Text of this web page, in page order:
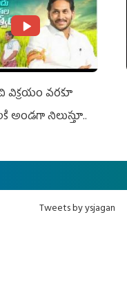
విక్రయం వరకూ
అండగా నిలుస్తూ..
Tweets by ysjagan